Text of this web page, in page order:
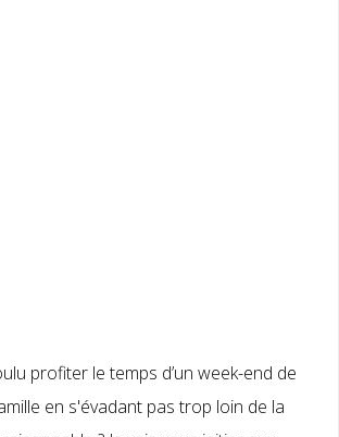
profiter le temps d’un week-end de
en s'évadant pas trop loin de la